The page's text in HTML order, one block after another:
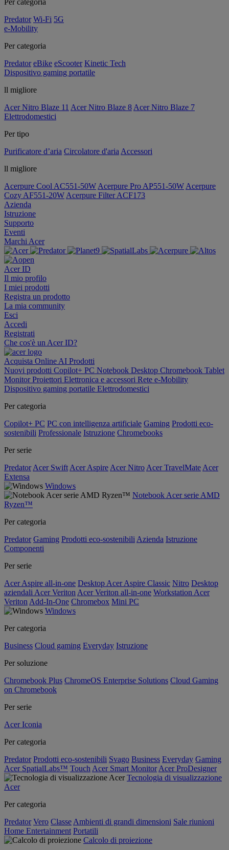
Per categoria
Predator Wi-Fi 5G
e-Mobility
Per categoria
Predator eBike eScooter Kinetic Tech
Dispositivo gaming portatile
ll migliore
Acer Nitro Blaze 11 Acer Nitro Blaze 8 Acer Nitro Blaze 7
Elettrodomestici
Per tipo
Purificatore d’aria Circolatore d'aria Accessori
ll migliore
Acerpure Cool AC551-50W Acerpure Pro AP551-50W Acerpure
Cozy AF551-20W Acerpure Filter ACF173
Azienda
Istruzione
Supporto
Eventi
Marchi Acer
Acer ID
Il mio profilo
I miei prodotti
Registra un prodotto
La mia community
Esci
Accedi
Registrati
Che cos'è un Acer ID?
Acquista Online AI Prodotti
Nuovi prodotti Copilot+ PC Notebook Desktop Chromebook Tablet
MonitorProiettori Elettronica e accessori Rete e-Mobility
Dispositivo gaming portatile Elettrodomestici
Per categoria
Copilot+ PC PC con intelligenza artificiale Gaming Prodotti eco-
sostenibili Professionale Istruzione Chromebooks
Per serie
Predator Acer Swift Acer Aspire Acer Nitro Acer TravelMate Acer
Extensa
Windows
Notebook Acer serie AMD
Ryzen™
Per categoria
Predator Gaming Prodotti eco-sostenibili Azienda Istruzione
Componenti
Per serie
Acer Aspire all-in-one Desktop Acer Aspire Classic Nitro Desktop
aziendali Acer Veriton Acer Veriton all-in-one Workstation Acer
Veriton Add-In-One Chromebox Mini PC
Windows
Per categoria
Business Cloud gaming Everyday Istruzione
Per soluzione
Chromebook Plus ChromeOS Enterprise Solutions Cloud Gaming
on Chromebook
Per serie
Acer Iconia
Per categoria
Predator Prodotti eco-sostenibili Svago Business Everyday Gaming
Acer SpatialLabs™ Touch Acer Smart Monitor Acer ProDesigner
Tecnologia di visualizzazione
Acer
Per categoria
Predator Vero Classe Ambienti di grandi dimensioni Sale riunioni
Home Entertainment Portatili
Calcolo di proiezione